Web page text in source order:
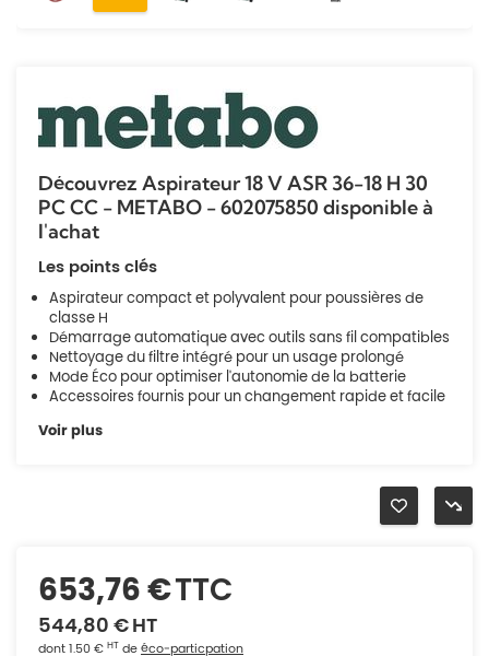
Découvrez Aspirateur 18 V ASR 36-18 H 30
PC CC - METABO - 602075850 disponible à
l'achat
Les points clés
Aspirateur compact et polyvalent pour poussières de
classe H
Démarrage automatique avec outils sans fil compatibles
Nettoyage du filtre intégré pour un usage prolongé
Mode Éco pour optimiser l'autonomie de la batterie
Accessoires fournis pour un changement rapide et facile
Voir plus
653,76 €TTC
544,80 €HT
dont 1.50 € HT deéco-particpation